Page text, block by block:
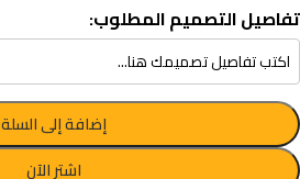
تفاصيل التصميم المطلوب:
إضافة إلى السلة
اشترِ الآن